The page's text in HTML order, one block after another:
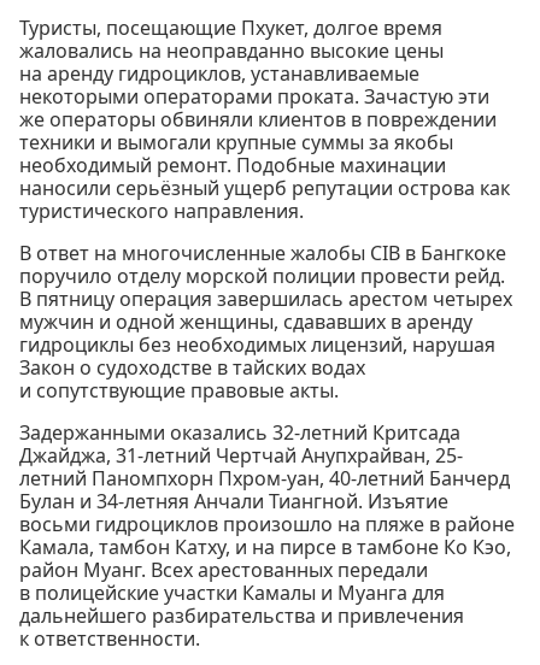
Туристы, посещающие Пхукет, долгое время
жаловались на неоправданно высокие цены
на аренду гидроциклов, устанавливаемые
некоторыми операторами проката. Зачастую эти
же операторы обвиняли клиентов в повреждении
техники и вымогали крупные суммы за якобы
необходимый ремонт. Подобные махинации
наносили серьёзный ущерб репутации острова как
туристического направления.
В ответ на многочисленные жалобы CIB в Бангкоке
поручило отделу морской полиции провести рейд.
В пятницу операция завершилась арестом четырех
мужчин и одной женщины, сдававших в аренду
гидроциклы без необходимых лицензий, нарушая
Закон о судоходстве в тайских водах
и сопутствующие правовые акты.
Задержанными оказались 32-летний Критсада
Джайджа, 31-летний Чертчай Анупхрайван, 25-
летний Паномпхорн Пхром-уан, 40-летний Банчерд
Булан и 34-летняя Анчали Тиангной. Изъятие
восьми гидроциклов произошло на пляже в районе
Камала, тамбон Катху, и на пирсе в тамбоне Ко Кэо,
район Муанг. Всех арестованных передали
в полицейские участки Камалы и Муанга для
дальнейшего разбирательства и привлечения
к ответственности.